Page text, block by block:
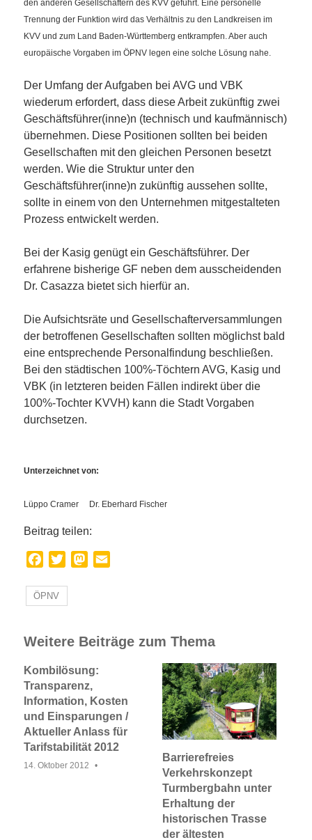
den anderen Gesellschaftern des KVV geführt. Eine personelle
Trennung der Funktion wird das Verhältnis zu den Landkreisen im
KVV und zum Land Baden-Württemberg entkrampfen. Aber auch
europäische Vorgaben im ÖPNV legen eine solche Lösung nahe.
Der Umfang der Aufgaben bei AVG und VBK
wiederum erfordert, dass diese Arbeit zukünftig zwei
Geschäftsführer(inne)n (technisch und kaufmännisch)
übernehmen. Diese Positionen sollten bei beiden
Gesellschaften mit den gleichen Personen besetzt
werden. Wie die Struktur unter den
Geschäftsführer(inne)n zukünftig aussehen sollte,
sollte in einem von den Unternehmen mitgestalteten
Prozess entwickelt werden.
Bei der Kasig genügt ein Geschäftsführer. Der
erfahrene bisherige GF neben dem ausscheidenden
Dr. Casazza bietet sich hierfür an.
Die Aufsichtsräte und Gesellschafterversammlungen
der betroffenen Gesellschaften sollten möglichst bald
eine entsprechende Personalfindung beschließen.
Bei den städtischen 100%-Töchtern AVG, Kasig und
VBK (in letzteren beiden Fällen indirekt über die
100%-Tochter KVVH) kann die Stadt Vorgaben
durchsetzen.
Unterzeichnet von:
Lüppo Cramer Dr. Eberhard Fischer
Beitrag teilen:
Facebook
TwitterMastodon
ÖPNV
Weitere Beiträge zum Thema
Kombilösung:
Transparenz,
Information, Kosten
und Einsparungen /
Aktueller Anlass für
Tarifstabilität 2012
14. Oktober 2012
Barrierefreies
Verkehrskonzept
Turmbergbahn unter
Erhaltung der
historischen Trasse
der ältesten